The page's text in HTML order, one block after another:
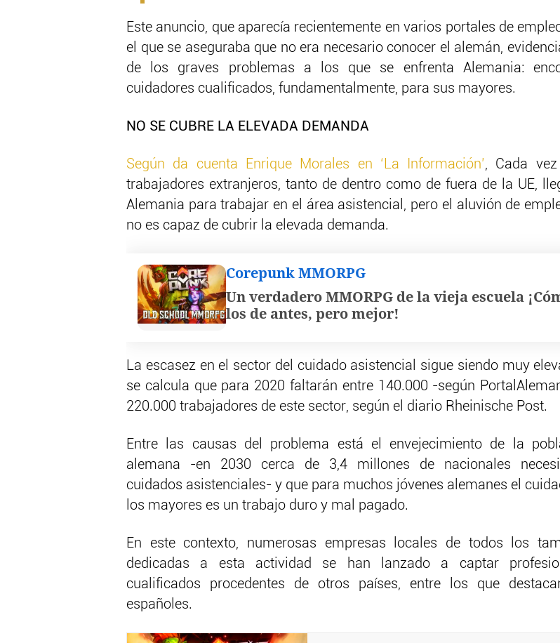
Este anuncio, que aparecía recientemente en varios portales de
el que se aseguraba que no era necesario conocer el alemán,
de los graves problemas a los que se enfrenta Alemania:
cuidadores cualificados, fundamentalmente, para sus mayores.
NO SE CUBRE LA ELEVADA DEMANDA
Según da cuenta Enrique Morales en ‘La Información’, Cada
trabajadores extranjeros, tanto de dentro como de fuera de la UE,
Alemania para trabajar en el área asistencial, pero el aluvión de
no es capaz de cubrir la elevada demanda.
Corepunk MMORPG
Un verdadero MMORPG de la vieja escuela
los de antes, pero mejor!
La escasez en el sector del cuidado asistencial sigue siendo muy
se calcula que para 2020 faltarán entre 140.000 -según
220.000 trabajadores de este sector, según el diario Rheinische Post.
Entre las causas del problema está el envejecimiento de la
alemana -en 2030 cerca de 3,4 millones de nacionales
cuidados asistenciales- y que para muchos jóvenes alemanes el
los mayores es un trabajo duro y mal pagado.
En este contexto, numerosas empresas locales de todos los
dedicadas a esta actividad se han lanzado a captar
cualificados procedentes de otros países, entre los que
españoles.